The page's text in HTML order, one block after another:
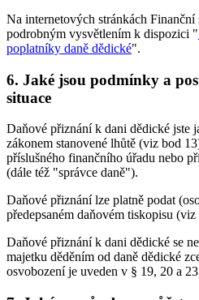
Na internetových stránkách
podrobným vysvětlením k dispozici "
poplatníky daně dědické".
6. Jaké jsou podmínky a
situace
Daňové přiznání k dani dědické jste
zákonem stanovené lhůtě (viz bod
příslušného finančního úřadu nebo
(dále též "správce daně").
Daňové přiznání lze platně podat
předepsaném daňovém tiskopisu (viz
Daňové přiznání k dani dědické se
majetku děděním od daně dědické
osvobození je uveden v § 19, 20 a